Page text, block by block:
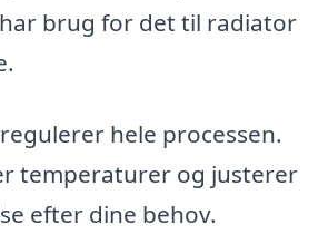
brug for det til radiator
hele processen.
temperaturer og justerer
efter dine behov.